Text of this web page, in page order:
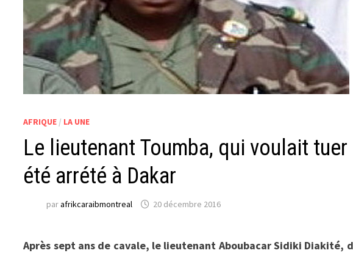
AFRIQUE / LA UNE
Le lieutenant Toumba, qui voulait
été arrété à Dakar
parafrikcaraibmontreal 20 décembre 2016
Après sept ans de cavale, le lieutenant Aboubacar Sidiki Diakité,